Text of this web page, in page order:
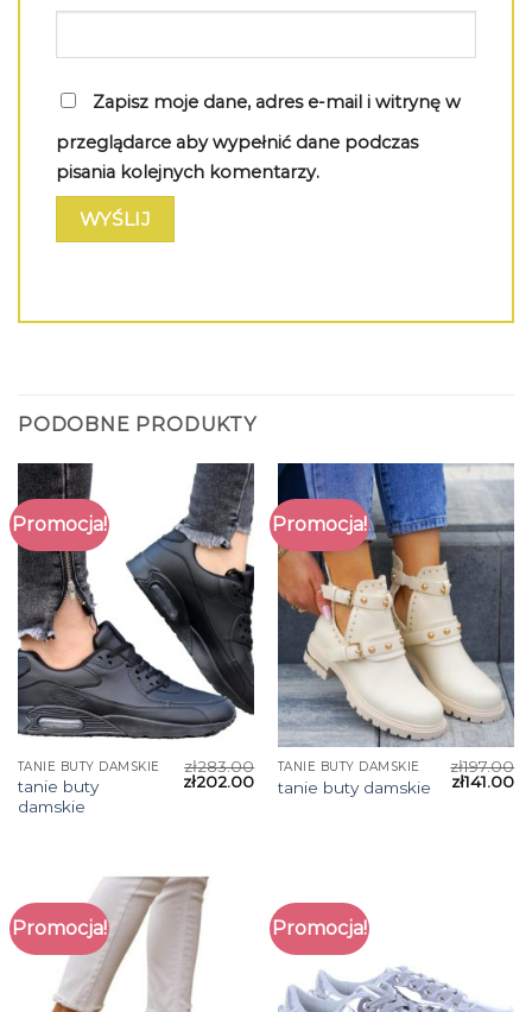
Zapisz moje dane, adres e-mail i witrynę w
przeglądarce aby wypełnić dane podczas
pisania kolejnych komentarzy.
PODOBNE PRODUKTY
Promocja!
TANIE BUTY DAMSKIE
tanie buty
damskie
zł283.00
zł202.00
Promocja!
TANIE BUTY DAMSKIE
tanie buty damskie
zł197.00
zł141.00
Promocja! Promocja!